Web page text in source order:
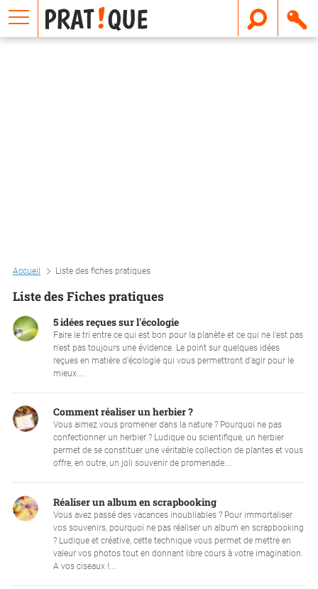
Accueil Liste des fiches pratiques
Liste des Fiches pratiques
5 idées reçues sur l'écologie
Faire le tri entre ce qui est bon pour la planète et ce qui ne l'est pas
n'est pas toujours une évidence. Le point sur quelques idées
reçues en matière d'écologie qui vous permettront d'agir pour le
mieux....
Comment réaliser un herbier ?
Vous aimez vous promener dans la nature ? Pourquoi ne pas
confectionner un herbier ? Ludique ou scientifique, un herbier
permet de se constituer une véritable collection de plantes et vous
offre, en outre, un joli souvenir de promenade....
Réaliser un album en scrapbooking
Vous avez passé des vacances inoubliables ? Pour immortaliser
vos souvenirs, pourquoi ne pas réaliser un album en scrapbooking
? Ludique et créative, cette technique vous permet de mettre en
valeur vos photos tout en donnant libre cours à votre imagination.
A vos ciseaux !...
E
m
a